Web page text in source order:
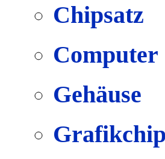
Chipsatz
Computer
Gehäuse
Grafikchip